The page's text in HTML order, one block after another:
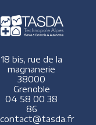
18 bis, rue de la
magnanerie
38000
Grenoble
04 58 00 38
86
contact@tasda.fr